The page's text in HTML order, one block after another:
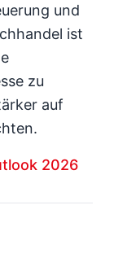
und
ist
zu
auf
2026